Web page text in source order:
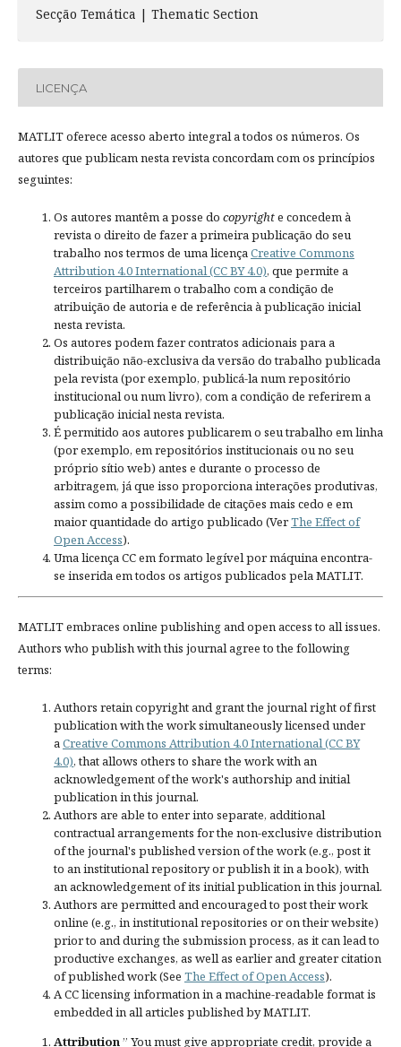
Secção Temática | Thematic Section
LICENÇA
MATLIT oferece acesso aberto integral a todos os números. Os
autores que publicam nesta revista concordam com os princípios
seguintes:
Os autores mantêm a posse do copyrighte concedem à
revista o direito de fazer a primeira publicação do seu
trabalho nos termos de uma licença Creative Commons
Attribution 4.0 International (CC BY 4.0), que permite a
terceiros partilharem o trabalho com a condição de
atribuição de autoria e de referência à publicação inicial
nesta revista.
Os autores podem fazer contratos adicionais para a
distribuição não-exclusiva da versão do trabalho publicada
pela revista (por exemplo, publicá-la num repositório
institucional ou num livro), com a condição de referirem a
publicação inicial nesta revista.
É permitido aos autores publicarem o seu trabalho em linha
(por exemplo, em repositórios institucionais ou no seu
próprio sítio web) antes e durante o processo de
arbitragem, já que isso proporciona interações produtivas,
assim como a possibilidade de citações mais cedo e em
maior quantidade do artigo publicado (VerThe Effect of
Open Access).
Uma licença CC em formato legível por máquina encontra-
se inserida em todos os artigos publicados pela MATLIT.
MATLIT embraces online publishing and open access to all issues.
Authors who publish with this journal agree to the following
terms:
Authors retain copyright and grant the journal right of first
publication with the work simultaneously licensed under
a Creative Commons Attribution 4.0 International (CC BY
4.0), that allows others to share the work with an
acknowledgement of the work's authorship and initial
publication in this journal.
Authors are able to enter into separate, additional
contractual arrangements for the non-exclusive distribution
of the journal's published version of the work (e.g., post it
to an institutional repository or publish it in a book), with
an acknowledgement of its initial publication in this journal.
Authors are permitted and encouraged to post their work
online (e.g., in institutional repositories or on their website)
prior to and during the submission process, as it can lead to
productive exchanges, as well as earlier and greater citation
of published work (See The Effect of Open Access).
A CC licensing information in a machine-readable format is
embedded in all articles published by MATLIT.
Attribution ” You must give appropriate credit, provide a